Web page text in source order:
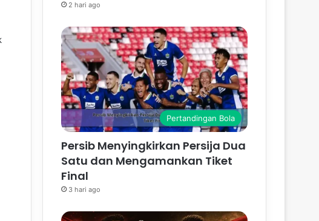
2 hari ago
Pertandingan Bola
Persib Menyingkirkan Persija Dua
Satu dan Mengamankan Tiket
Final
3 hari ago